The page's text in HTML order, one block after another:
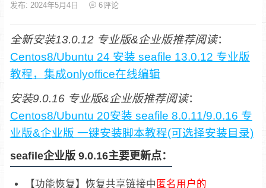
发布: 2024年5月4日 6评论
全新安装13.0.12 专业版&企业版推荐阅读：
Centos8/Ubuntu 24 安装 seafile 13.0.12 专业版
教程，集成onlyoffice在线编辑
安装9.0.16 专业版&企业版推荐阅读：
Centos8/Ubuntu 20安装 seafile 8.0.11/9.0.16 专
业版&企业版 一键安装脚本教程(可选择安装目录)
seafile企业版 9.0.16主要更新点：
【功能恢复】恢复共享链接中 匿名用户的